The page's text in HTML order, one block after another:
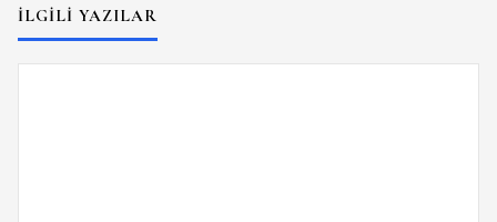
İLGILI YAZILAR